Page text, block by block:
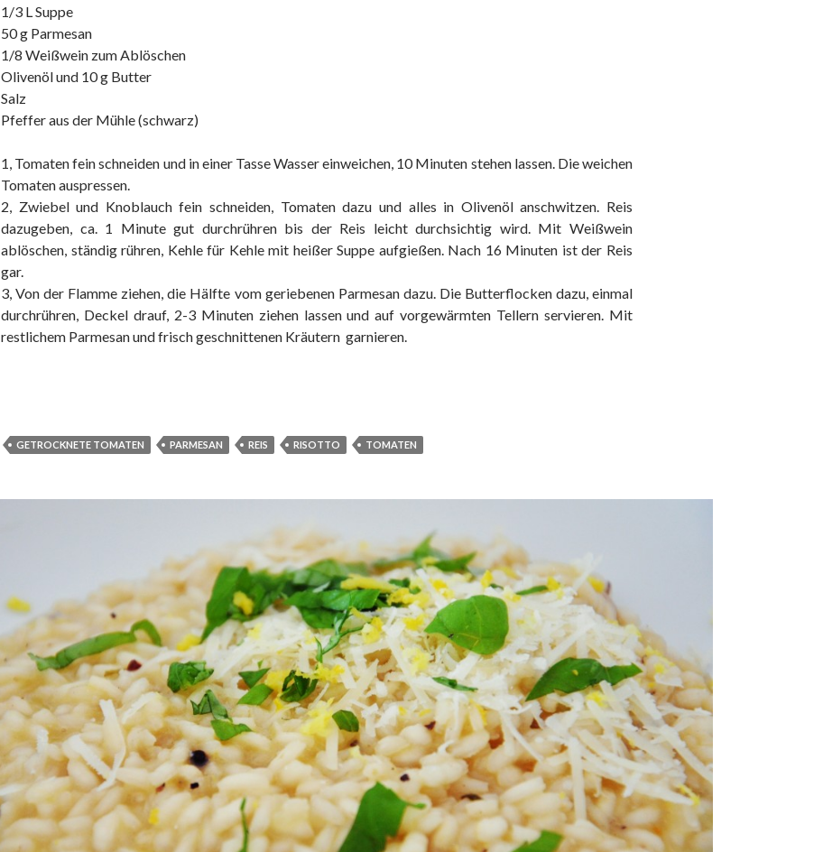
1/3 L Suppe
50 g Parmesan
1/8 Weißwein zum Ablöschen
Olivenöl und 10 g Butter
Salz
Pfeffer aus der Mühle (schwarz)
1, Tomaten fein schneiden und in einer Tasse Wasser einweichen, 10 Minuten stehen lassen. Die weichen
Tomaten auspressen.
2, Zwiebel und Knoblauch fein schneiden, Tomaten dazu und alles in Olivenöl anschwitzen. Reis
dazugeben, ca. 1 Minute gut durchrühren bis der Reis leicht durchsichtig wird. Mit Weißwein
ablöschen, ständig rühren, Kehle für Kehle mit heißer Suppe aufgießen. Nach 16 Minuten ist der Reis
gar.
3, Von der Flamme ziehen, die Hälfte vom geriebenen Parmesan dazu. Die Butterflocken dazu, einmal
durchrühren, Deckel drauf, 2-3 Minuten ziehen lassen und auf vorgewärmten Tellern servieren. Mit
restlichem Parmesan und frisch geschnittenen Kräutern garnieren.
GETROCKNETE TOMATEN PARMESAN REIS RISOTTO TOMATEN